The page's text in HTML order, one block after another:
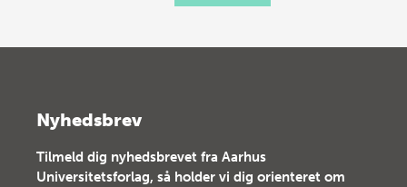
Nyhedsbrev
Tilmeld dig nyhedsbrevet fra Aarhus
Universitetsforlag, så holder vi dig orienteret om